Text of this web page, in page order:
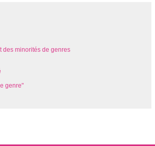
des minorités de genres
genre"